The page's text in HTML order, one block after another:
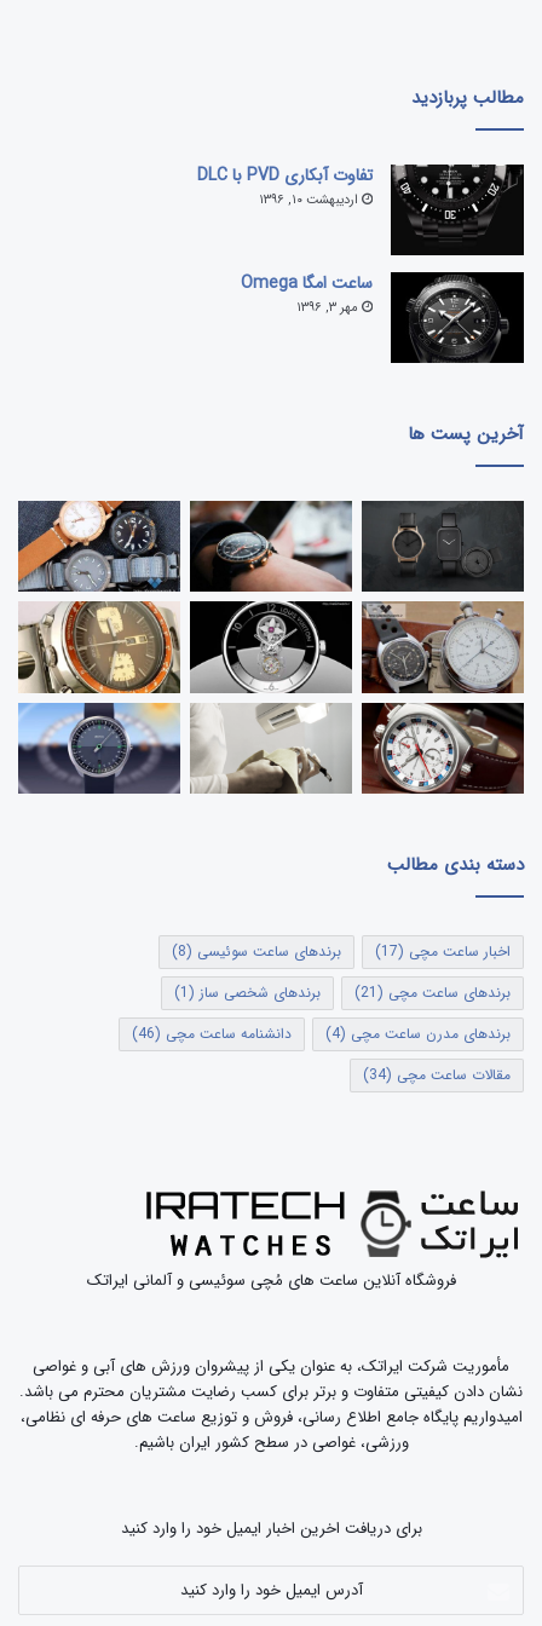
Balticus Watches | اطلاعات بیشتر |
Bangalore Watch Co Watches | اطلاعات بیشتر |وب
سایت رسمی
Barbos Watches | اطلاعات بیشتر |
اطلاعات بیشتر
Belmoto Watches | اطلاعات بیشتر وب سایت رسمی
Benarus Watches | اطلاعات بیشتر |وب سایت رسمی
Bernhardt Watches | اطلاعات بیشتر| وب سایت رسمی
Bespoke Watch Projects Watches | اطلاعات بیشتر |وب
سایت رسمی
Bettél Watches | اطلاعات بیشتر |وب سایت رسمی
Bexei Watches | اطلاعات بیشتر |
Birline Watches | اطلاعات بیشتر|وب سایت رسمی
Björn Hendal Watches| اطلاعات بیشتر|وب سایت رسمی
اطلاعات بیشتر|وب سایت رسمی
رسمی
Blenheim Watches | اطلاعات بیشتر| وب سایت رسمی
BOLDR Watches| اطلاعات بیشتر|وب سایت رسمی
Bombfrog Watches | اطلاعات بیشتر | وب سایت رسمی
Bonvier Watches| اطلاعات بیشتر|وب سایت رسمی
مطالب پربازدید
تفاوت آبکاری PVD با DLC
اردیبهشت ۱۰, ۱۳۹۶
ساعت امگا Omega
مهر ۳, ۱۳۹۶
آخرین پست ها
دسته بندی مطالب
اخبار ساعت مچی (17) برندهای ساعت سوئیسی (8)
برندهای ساعت مچی (21) برندهای شخصی ساز (1)
برندهای مدرن ساعت مچی (4) دانشنامه ساعت مچی (46)
مقالات ساعت مچی (34)
فروشگاه آنلاین ساعت های مُچی سوئیسی و آلمانی ایراتک
مأموریت شرکت ایراتک، به عنوان یکی از پیشروان ورزش های آبی و غواصی
نشان دادن کیفیتی متفاوت و برتر برای کسب رضایت مشتریان محترم می باشد.
امیدواریم پایگاه جامع اطلاع رسانی، فروش و توزیع ساعت های حرفه ای نظامی،
ورزشی، غواصی در سطح کشور ایران باشیم.
برای دریافت اخرین اخبار ایمیل خود را وارد کنید